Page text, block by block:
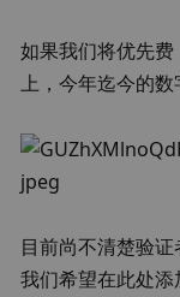
如果我们将优先
上，今年迄今的数
目前尚不清楚验
我们希望在此处